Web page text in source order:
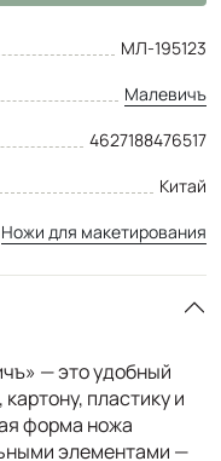
МЛ-195123
Малевичъ
4627188476517
Китай
Ножи для макетирования
— это удобный
пластику и
форма ножа
элементами —